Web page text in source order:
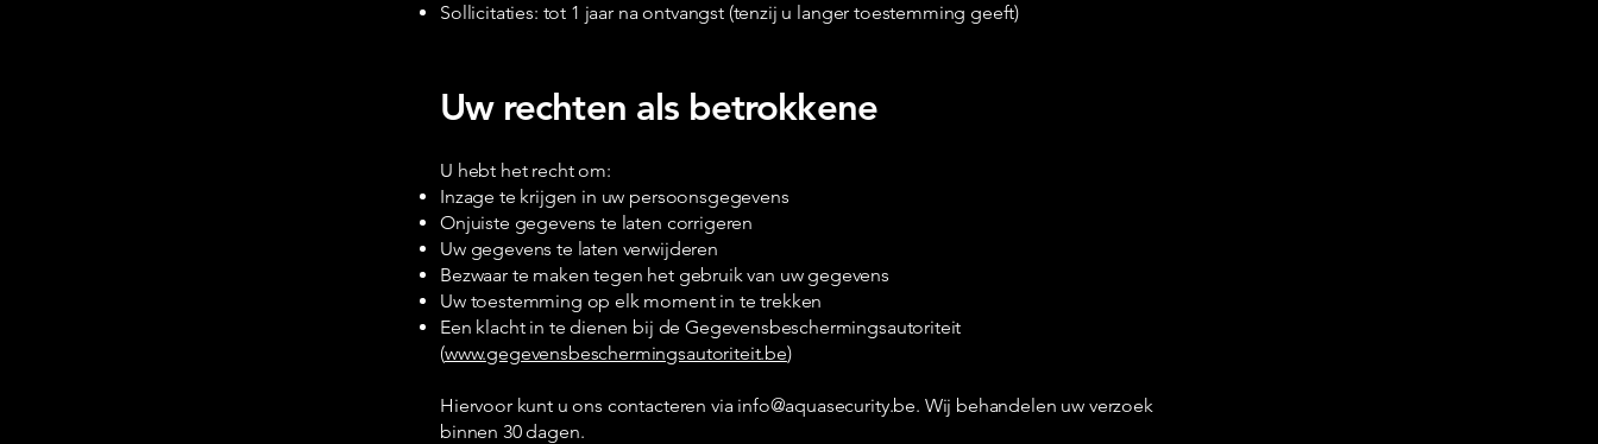
Sollicitaties: tot 1 jaar na ontvangst (tenzij u langer toestemming geeft)
Uw rechten als betrokkene
U hebt het recht om:
Inzage te krijgen in uw persoonsgegevens
Onjuiste gegevens te laten corrigeren
Uw gegevens te laten verwijderen
Bezwaar te maken tegen het gebruik van uw gegevens
Uw toestemming op elk moment in te trekken
Een klacht in te dienen bij de Gegevensbeschermingsautoriteit
(www.gegevensbeschermingsautoriteit.be)
Hiervoor kunt u ons contacteren via info@aquasecurity.be. Wij behandelen uw verzoek
binnen 30 dagen.